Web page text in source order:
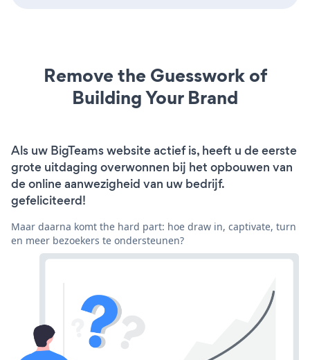
Remove the Guesswork of
Building Your Brand
Als uw BigTeams website actief is, heeft u de eerste
grote uitdaging overwonnen bij het opbouwen van
de online aanwezigheid van uw bedrijf.
gefeliciteerd!
Maar daarna komt the hard part: hoe draw in, captivate, turn
en meer bezoekers te ondersteunen?